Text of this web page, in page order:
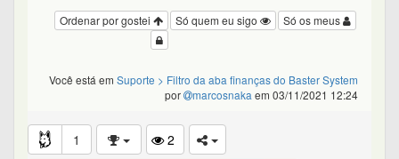
Só os meus
Só quem eu sigo
Ordenar por gostei
Você está em Suporte > Filtro da aba finanças do Baster System
por
marcosnaka em 03/11/2021 12:24
1
2